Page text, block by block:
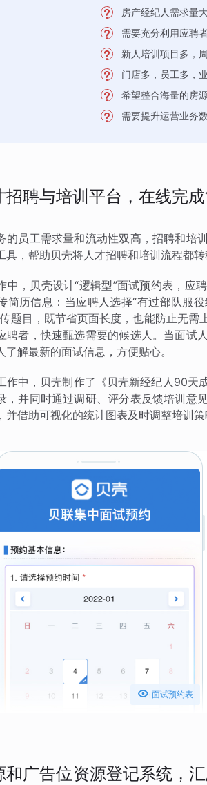
房产经纪人需求量
需要充分利用应聘
新人培训项目多，
门店多，员工多，
希望整合海量的房
需要提升运营业务
招聘与培训平台，在线完
的员工需求量和流动性双高，招聘和培
具，帮助贝壳将人才招聘和培训流程都
中，贝壳设计“逻辑型”面试预约表，
简历信息：当应聘人选择“有过部队服
题目，既节省页面长度，也能防止无
聘者，快速甄选需要的候选人。当面试
了解最新的面试信息，方便贴心。
作中，贝壳制作了《贝壳新经纪人90天
，并同时通过调研、评分表反馈培训意
并借助可视化的统计图表及时调整培训策
 面试预约表
和广告位资源登记系统，